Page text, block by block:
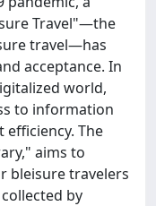
Travel"—the
travel—has
acceptance. In
world,
to information
The
aims to
bleisure travelers
by